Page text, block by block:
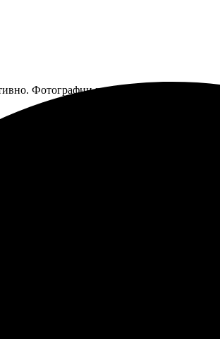
Фотографии получились яркими и
моменты жизни. Недавно заказал печать
пару дней. Рекомендую всем, кому важны